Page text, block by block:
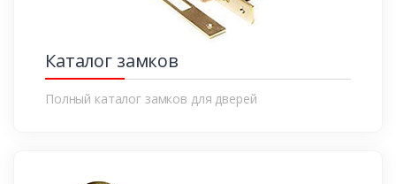
Каталог замков
Полный каталог замков для дверей